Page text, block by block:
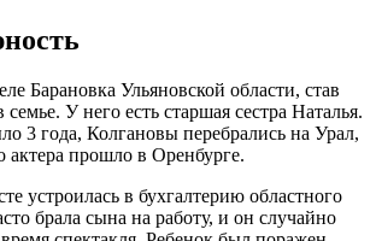
Барановка Ульяновской области, став
У него есть старшая сестра Наталья.
3 года, Колгановы перебрались на Урал,
актера прошло в Оренбурге.
устроилась в бухгалтерию областного
брала сына на работу, и он случайно